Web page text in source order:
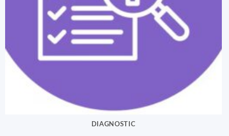
DIAGNOSTIC